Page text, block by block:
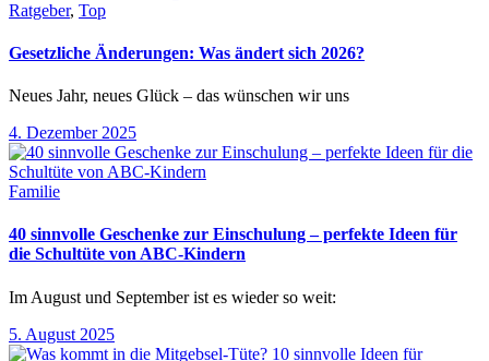
Ratgeber, Top
Gesetzliche Änderungen: Was ändert sich 2026?
Neues Jahr, neues Glück – das wünschen wir uns
4. Dezember 2025
Familie
40 sinnvolle Geschenke zur Einschulung – perfekte Ideen für
die Schultüte von ABC-Kindern
Im August und September ist es wieder so weit:
5. August 2025